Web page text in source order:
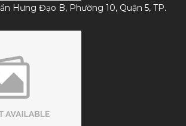
Hưng Đạo B, Phường 10, Quận 5, TP.